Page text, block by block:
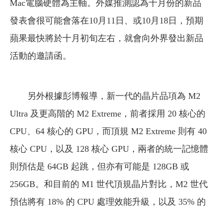
Mac電腦硬體為主軸。外媒推測認為十月份的新品
發表會很可能會落在10月11日、或10月18日，預期
蘋果最快將於十月初旬左右，就會向外界發出新品
活動的邀請函。
另外根據彭博報導，新一代的晶片品項為 M2
Ultra 及更高階的 M2 Extreme，前者採用 20 核心的
CPU、64 核心的 GPU，而頂規 M2 Extreme 則有 40
核心 CPU，以及 128 核心 GPU，兩者的統一記憶體
則預估是 64GB 起跳，但亦有可能是 128GB 或
256GB。和目前的 M1 世代頂規晶片對比，M2 世代
預估將有 18% 的 CPU 處理效能升級，以及 35% 的